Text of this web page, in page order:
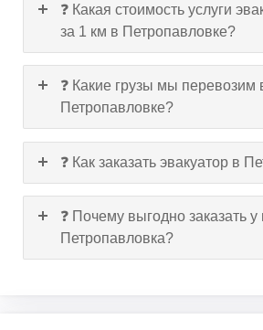
❓ Какая стоимость услуги
за 1 км в Петропавловке?
❓ Какие грузы мы перевозим
Петропавловке?
❓ Как заказать эвакуатор в
❓ Почему выгодно заказать у
Петропавловка?